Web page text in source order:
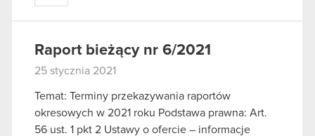
Raport bieżący nr 6/2021
25 stycznia 2021
Temat: Terminy przekazywania raportów
okresowych w 2021 roku Podstawa prawna: Art.
56 ust. 1 pkt 2 Ustawy o ofercie – informacje